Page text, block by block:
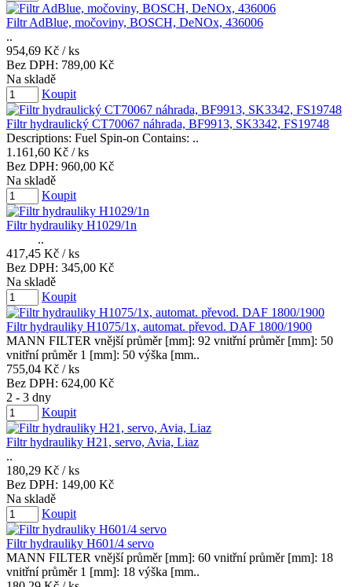
Filtr AdBlue, močoviny, BOSCH, DeNOx, 436006
..
954,69 Kč / ks
Bez DPH: 789,00 Kč
Na skladě
Koupit
Filtr hydraulický CT70067 náhrada, BF9913, SK3342, FS19748
Descriptions: Fuel Spin-on Contains: ..
1.161,60 Kč / ks
Bez DPH: 960,00 Kč
Na skladě
Koupit
Filtr hydrauliky H1029/1n
..
417,45 Kč / ks
Bez DPH: 345,00 Kč
Na skladě
Koupit
Filtr hydrauliky H1075/1x, automat. převod. DAF 1800/1900
MANN FILTER vnější průměr [mm]: 92 vnitřní průměr [mm]: 50
vnitřní průměr 1 [mm]: 50 výška [mm..
755,04 Kč / ks
Bez DPH: 624,00 Kč
2 - 3 dny
Koupit
Filtr hydrauliky H21, servo, Avia, Liaz
..
180,29 Kč / ks
Bez DPH: 149,00 Kč
Na skladě
Koupit
Filtr hydrauliky H601/4 servo
MANN FILTER vnější průměr [mm]: 60 vnitřní průměr [mm]: 18
vnitřní průměr 1 [mm]: 18 výška [mm..